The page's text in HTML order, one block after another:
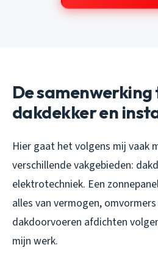
De samenwerking
dakdekker en
Hier gaat het volgens mij vaak
verschillende vakgebieden:
elektrotechniek. Een
alles van vermogen,
dakdoorvoeren afdichten
mijn werk.